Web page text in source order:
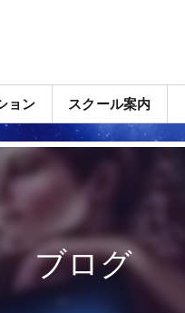
ョン スクール案内
ブログ